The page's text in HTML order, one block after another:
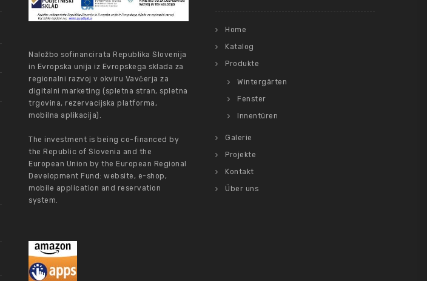
Naložbo sofinancirata Republika Slovenija
in Evropska unija iz Evropskega sklada za
regionalni razvoj v okviru Vavčerja za
digitalni marketing (spletna stran, spletna
trgovina, rezervacijska platforma,
mobilna aplikacija).
The investment is being co-financed by
the Republic of Slovenia and the
European Union by the European Regional
Development Fund: website, e-shop,
mobile application and reservation
system.
Home
Katalog
Produkte
Wintergärten
Fenster
Innentüren
Galerie
Projekte
Kontakt
Über uns